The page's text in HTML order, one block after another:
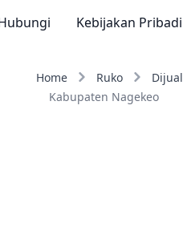
Kebijakan Pribadi
Home Ruko Dijual
Kabupaten Nagekeo